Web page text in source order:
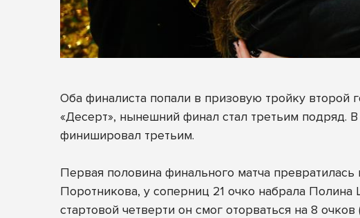
Оба финалиста попали в призовую тройку второй
«Десерт», нынешний финал стал третьим подряд.
финишировал третьим.
Первая половина финального матча
Поротникова, у соперниц 21 очко набрала
стартовой четверти он смог оторваться на 8